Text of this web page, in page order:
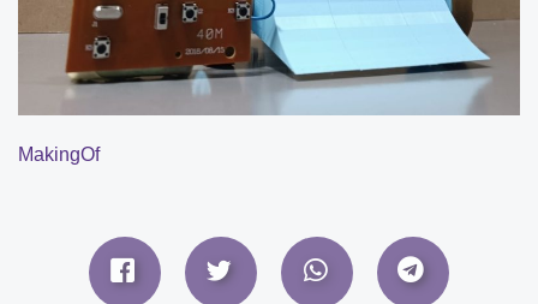
MakingOf